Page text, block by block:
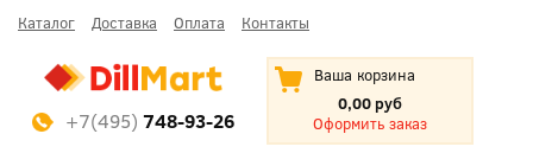
Каталог Доставка Оплата Контакты
+7(495) 748-93-26
Ваша корзина
0,00 руб
Оформить заказ